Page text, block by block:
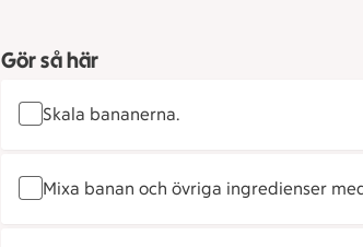
Gör så här
Skala bananerna.
Mixa banan och övriga ingredienser